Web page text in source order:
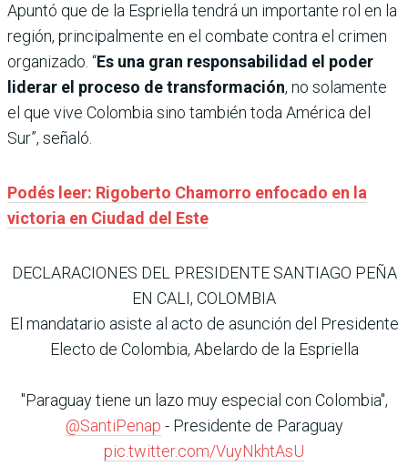
Apuntó que de la Espriella tendrá un importante rol en la
región, principalmente en el combate contra el crimen
organizado. “Es una gran responsabilidad el poder
liderar el proceso de transformación, no solamente
el que vive Colombia sino también toda América del
Sur”, señaló.
Podés leer: Rigoberto Chamorro enfocado en la
victoria en Ciudad del Este
DECLARACIONES DEL PRESIDENTE SANTIAGO PEÑA
EN CALI, COLOMBIA
El mandatario asiste al acto de asunción del Presidente
Electo de Colombia, Abelardo de la Espriella
"Paraguay tiene un lazo muy especial con Colombia",
@SantiPenap - Presidente de Paraguay
pic.twitter.com/VuyNkhtAsU